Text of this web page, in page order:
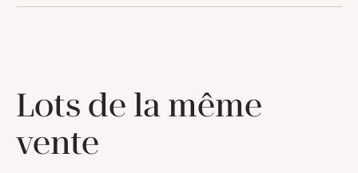
Lots de la même
vente